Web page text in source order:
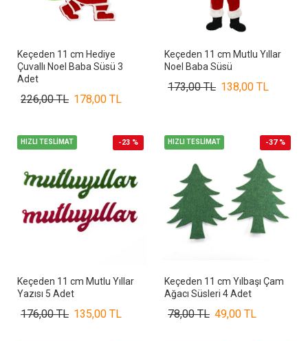
Keçeden 11 cm Hediye
Çuvallı Noel Baba Süsü 3
Adet
178,00 TL
226,00 TL
Keçeden 11 cm Mutlu Yıllar
Noel Baba Süsü
138,00 TL
173,00 TL
HIZLI TESLİMAT -23 %
Keçeden 11 cm Mutlu Yıllar
Yazısı 5 Adet
135,00 TL
176,00 TL
HIZLI TESLİMAT -37 %
Keçeden 11 cm Yılbaşı Çam
Ağacı Süsleri 4 Adet
49,00 TL
78,00 TL